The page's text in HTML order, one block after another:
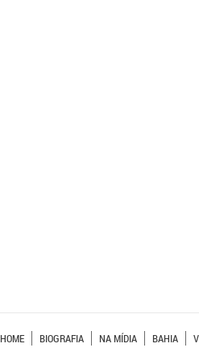
HOME BIOGRAFIA NA MÍDIA BAHIA